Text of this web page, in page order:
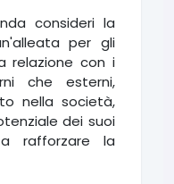
consideri la
per gli
relazione con i
che esterni,
nella società,
dei suoi
rafforzare la